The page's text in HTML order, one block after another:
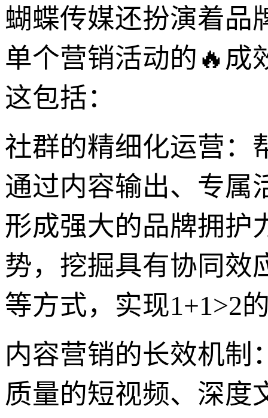
蝴蝶传媒还扮演着品
单个营销活动的🔥成
这包括：
社群的精细化运营：
通过内容输出、专属
形成强大的品牌拥护
势，挖掘具有协同效
等方式，实现1+1>2
内容营销的长效机制
质量的短视频、深度